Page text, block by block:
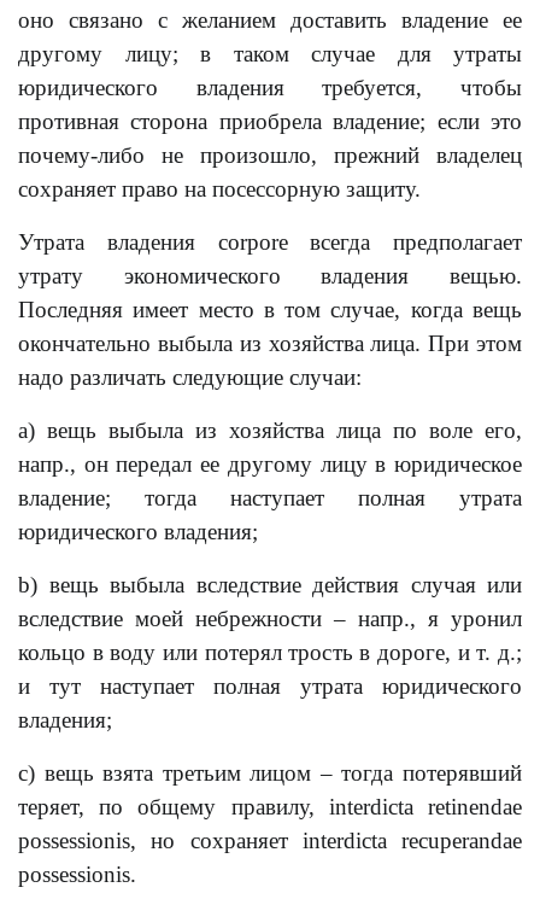
оно связано с желанием доставить владение ее
другому лицу; в таком случае для утраты
юридического владения требуется, чтобы
противная сторона приобрела владение; если это
почему-либо не произошло, прежний владелец
сохраняет право на посессорную защиту.
Утрата владения corpore всегда предполагает
утрату экономического владения вещью.
Последняя имеет место в том случае, когда вещь
окончательно выбыла из хозяйства лица. При этом
надо различать следующие случаи:
a) вещь выбыла из хозяйства лица по воле его,
напр., он передал ее другому лицу в юридическое
владение; тогда наступает полная утрата
юридического владения;
b) вещь выбыла вследствие действия случая или
вследствие моей небрежности – напр., я уронил
кольцо в воду или потерял трость в дороге, и т. д.;
и тут наступает полная утрата юридического
владения;
с) вещь взята третьим лицом – тогда потерявший
теряет, по общему правилу, interdicta retinendae
possessionis, но сохраняет interdicta recuperandae
possessionis.